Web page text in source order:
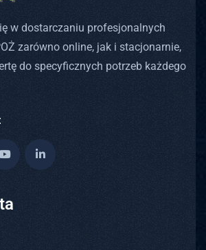
w dostarczaniu profesjonalnych
zarówno online, jak i stacjonarnie,
do specyficznych potrzeb każdego